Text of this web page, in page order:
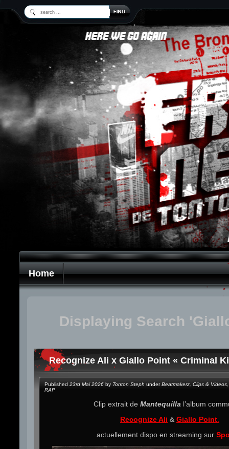
Home
Displaying Search
Recognize Ali x Giallo Point « Criminal
Published 23rd Mai 2026 by Tonton Steph underBeatmakerz Clips & Videos
RAP
Clip extrait de Mantequilla l’album
Recognize Ali & Giallo Point
actuellement dispo en streaming sur